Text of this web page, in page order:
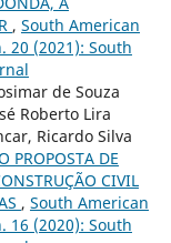
, South American
20 (2021): South
de Souza
Roberto Lira
Ricardo Silva
PROPOSTA DE
CIVIL
, South American
16 (2020): South